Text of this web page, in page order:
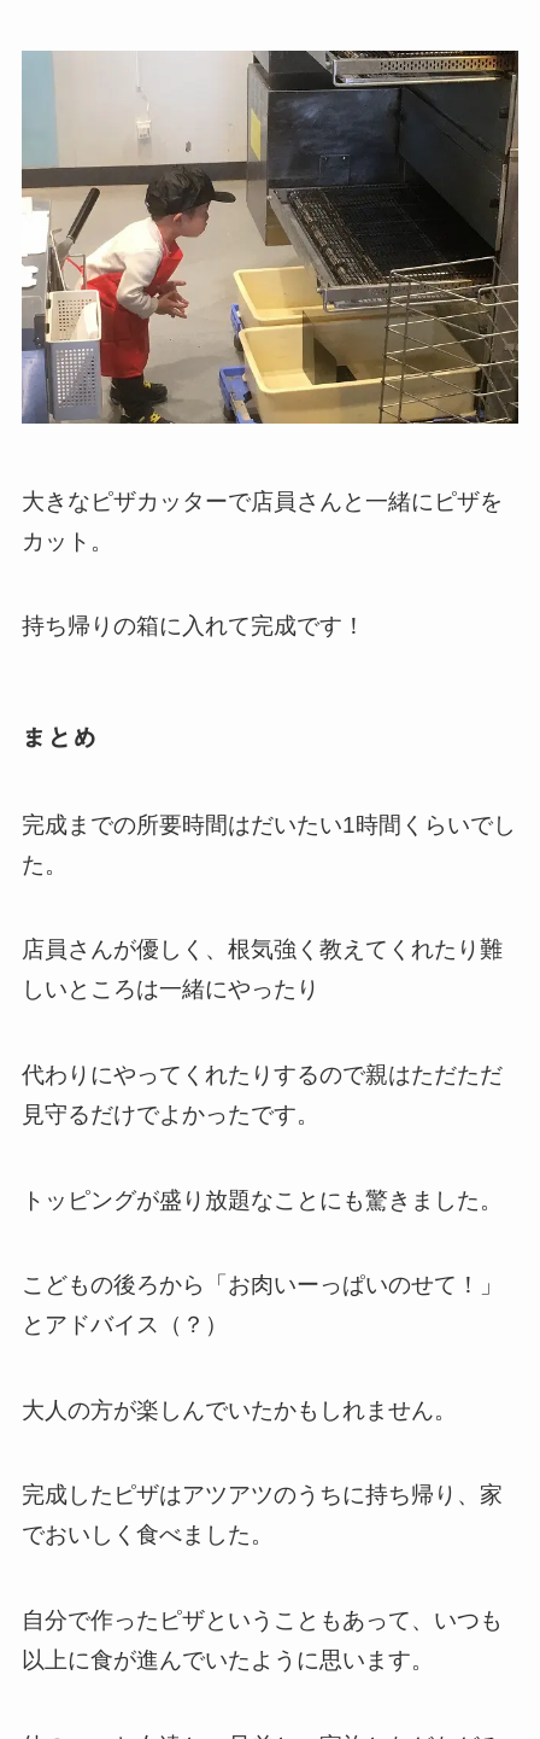
大きなピザカッターで店員さんと一緒にピザを
カット。
持ち帰りの箱に入れて完成です！
まとめ
完成までの所要時間はだいたい1時間くらいでし
た。
店員さんが優しく、根気強く教えてくれたり難
しいところは一緒にやったり
代わりにやってくれたりするので親はただただ
見守るだけでよかったです。
トッピングが盛り放題なことにも驚きました。
こどもの後ろから「お肉いーっぱいのせて！」
とアドバイス（？）
大人の方が楽しんでいたかもしれません。
完成したピザはアツアツのうちに持ち帰り、家
でおいしく食べました。
自分で作ったピザということもあって、いつも
以上に食が進んでいたように思います。